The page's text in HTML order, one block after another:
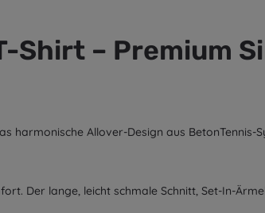
– Premium
harmonische Allover-Design aus BetonTennis-
Der lange, leicht schmale Schnitt, Set-In-